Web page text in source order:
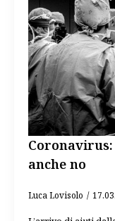
Coronavirus:
anche no
Luca Lovisolo